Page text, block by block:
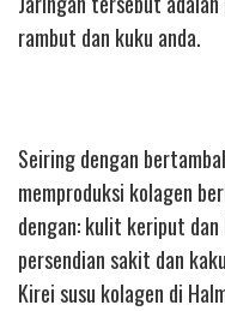
rambut dan kuku anda.
Seiring dengan
memproduksi kolagen
dengan: kulit keriput
persendian sakit dan
Kirei susu kolagen di